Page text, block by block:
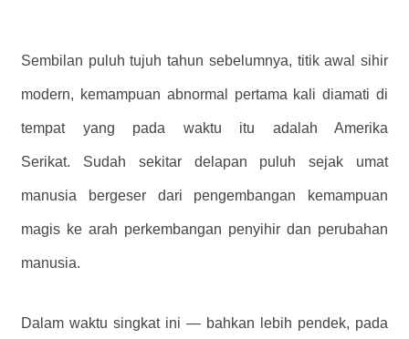
Sembilan puluh tujuh tahun sebelumnya, titik awal sihir
modern, kemampuan abnormal pertama kali diamati di
tempat yang pada waktu itu adalah Amerika
Serikat. Sudah sekitar delapan puluh sejak umat
manusia bergeser dari pengembangan kemampuan
magis ke arah perkembangan penyihir dan perubahan
manusia.
Dalam waktu singkat ini — bahkan lebih pendek, pada